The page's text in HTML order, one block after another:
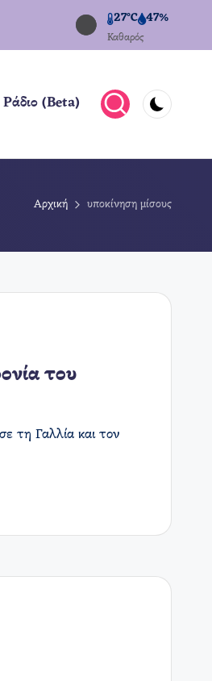
27°C 47%
Καθαρός
Ράδιο (Beta)
Αρχική υποκίνηση μίσους
του
τη Γαλλία και τον